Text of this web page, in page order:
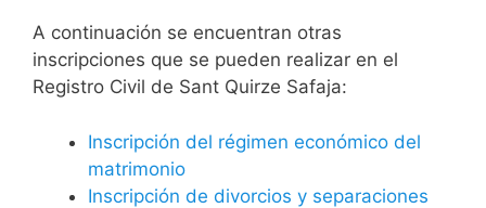
A continuación se encuentran otras
inscripciones que se pueden realizar en el
Registro Civil de Sant Quirze Safaja:
Inscripción del régimen económico del
matrimonio
Inscripción de divorcios y separaciones